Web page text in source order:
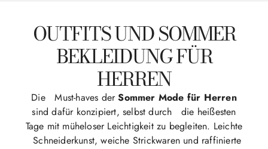
OUTFITS UND SOMMER
BEKLEIDUNG FÜR
HERREN
Die Must-haves derSommer Mode für Herren
sind dafür konzipiert, selbst durch die heißesten
Tage mit müheloser Leichtigkeit zu begleiten. Leichte
Schneiderkunst, weiche Strickwaren und raffinierte